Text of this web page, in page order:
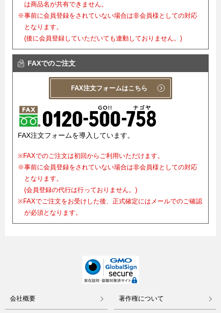
は商品名が共有できません。
※事前に会員登録をされていない場合は非会員様としての対応
となります。
(後に会員登録していただいても連動しておりません。)
FAXでのご注文
FAX注文フォームはこちら
FAX注文フォームを導入しています。
※FAXでのご注文は初回からご利用いただけます。
※事前に会員登録をされていない場合は非会員様としての対応
となります。
(会員登録の代行は行っておりません。)
※FAXでご注文をお受けした後、正式確定にはメールでのご確認
が必須となります。
会社概要 著作権について